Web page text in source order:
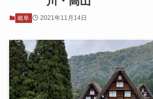
岐阜 2021年11月14日